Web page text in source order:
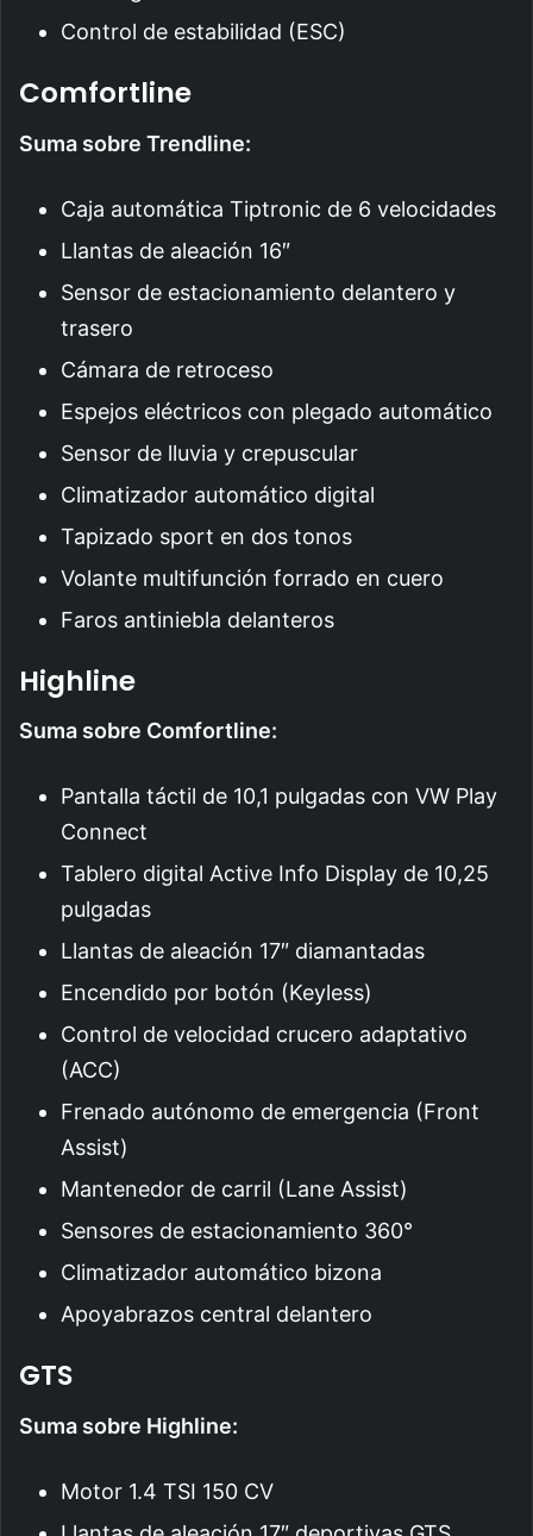
Control de estabilidad (ESC)
Comfortline
Suma sobre Trendline:
Caja automática Tiptronic de 6 velocidades
Llantas de aleación 16″
Sensor de estacionamiento delantero y
trasero
Cámara de retroceso
Espejos eléctricos con plegado automático
Sensor de lluvia y crepuscular
Climatizador automático digital
Tapizado sport en dos tonos
Volante multifunción forrado en cuero
Faros antiniebla delanteros
Highline
Suma sobre Comfortline:
Pantalla táctil de 10,1 pulgadas con VW Play
Connect
Tablero digital Active Info Display de 10,25
pulgadas
Llantas de aleación 17″ diamantadas
Encendido por botón (Keyless)
Control de velocidad crucero adaptativo
(ACC)
Frenado autónomo de emergencia (Front
Assist)
Mantenedor de carril (Lane Assist)
Sensores de estacionamiento 360°
Climatizador automático bizona
Apoyabrazos central delantero
GTS
Suma sobre Highline:
Motor 1.4 TSI 150 CV